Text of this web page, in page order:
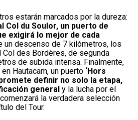
estarán marcados por la dureza:
Col du Soulor, un puerto de
exigirá lo mejor de cada
un descenso de 7 kilómetros, los
des Bordères, de segunda
de subida intensa. Finalmente,
Hautacam, un puerto ‘Hors
definir no solo la etapa,
general y la lucha por el
la verdadera selección
del Tour.